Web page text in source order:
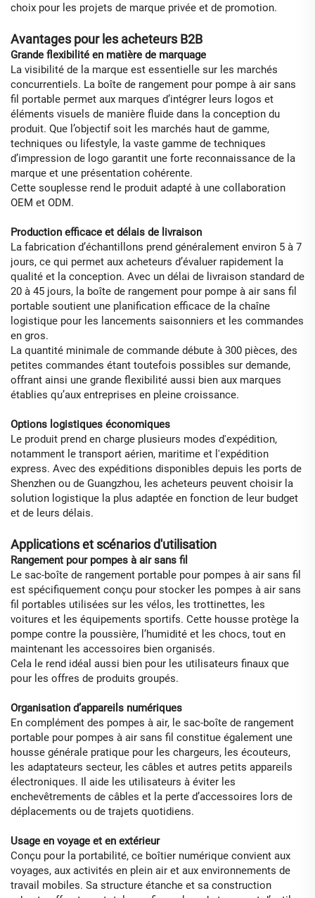
choix pour les projets de marque privée et de promotion.
Avantages pour les acheteurs B2B
Grande flexibilité en matière de marquage
La visibilité de la marque est essentielle sur les marchés
concurrentiels. La boîte de rangement pour pompe à air sans
fil portable permet aux marques d’intégrer leurs logos et
éléments visuels de manière fluide dans la conception du
produit. Que l’objectif soit les marchés haut de gamme,
techniques ou lifestyle, la vaste gamme de techniques
d’impression de logo garantit une forte reconnaissance de la
marque et une présentation cohérente.
Cette souplesse rend le produit adapté à une collaboration
OEM et ODM.
Production efficace et délais de livraison
La fabrication d’échantillons prend généralement environ 5 à 7
jours, ce qui permet aux acheteurs d’évaluer rapidement la
qualité et la conception. Avec un délai de livraison standard de
20 à 45 jours, la boîte de rangement pour pompe à air sans fil
portable soutient une planification efficace de la chaîne
logistique pour les lancements saisonniers et les commandes
en gros.
La quantité minimale de commande débute à 300 pièces, des
petites commandes étant toutefois possibles sur demande,
offrant ainsi une grande flexibilité aussi bien aux marques
établies qu’aux entreprises en pleine croissance.
Options logistiques économiques
Le produit prend en charge plusieurs modes d'expédition,
notamment le transport aérien, maritime et l'expédition
express. Avec des expéditions disponibles depuis les ports de
Shenzhen ou de Guangzhou, les acheteurs peuvent choisir la
solution logistique la plus adaptée en fonction de leur budget
et de leurs délais.
Applications et scénarios d'utilisation
Rangement pour pompes à air sans fil
Le sac-boîte de rangement portable pour pompes à air sans fil
est spécifiquement conçu pour stocker les pompes à air sans
fil portables utilisées sur les vélos, les trottinettes, les
voitures et les équipements sportifs. Cette housse protège la
pompe contre la poussière, l’humidité et les chocs, tout en
maintenant les accessoires bien organisés.
Cela le rend idéal aussi bien pour les utilisateurs finaux que
pour les offres de produits groupés.
Organisation d’appareils numériques
En complément des pompes à air, le sac-boîte de rangement
portable pour pompes à air sans fil constitue également une
housse générale pratique pour les chargeurs, les écouteurs,
les adaptateurs secteur, les câbles et autres petits appareils
électroniques. Il aide les utilisateurs à éviter les
enchevêtrements de câbles et la perte d’accessoires lors de
déplacements ou de trajets quotidiens.
Usage en voyage et en extérieur
Conçu pour la portabilité, ce boîtier numérique convient aux
voyages, aux activités en plein air et aux environnements de
travail mobiles. Sa structure étanche et sa construction